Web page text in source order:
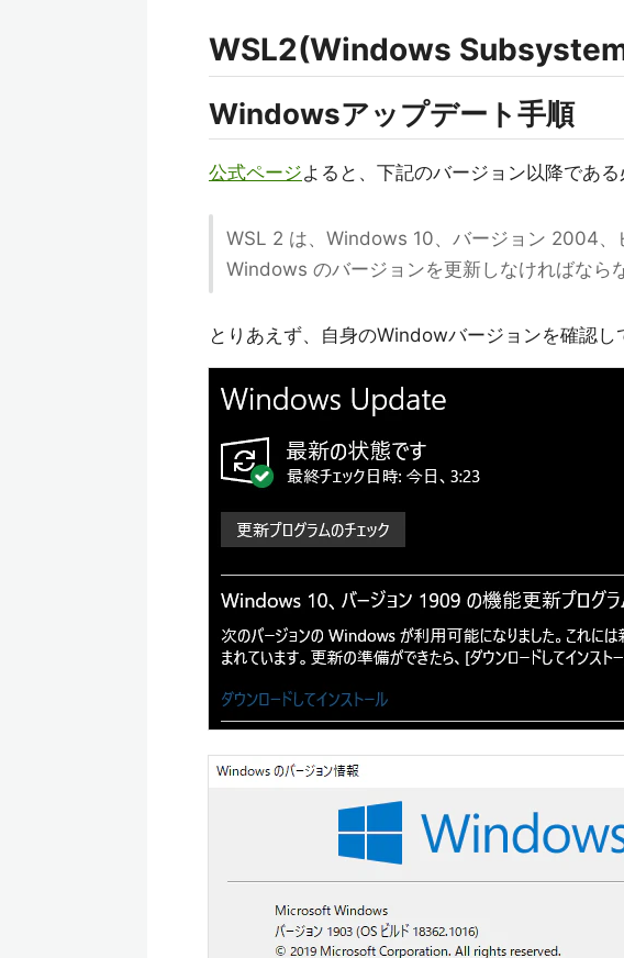
WSL2(Windows
Windowsアップデート手順
公式ページよると、下記のバージョン以降である
WSL 2 は、Windows 10、バージョン 2004、
Windows のバージョンを更新しなければなら
とりあえず、自身のWindowバージョンを確認し